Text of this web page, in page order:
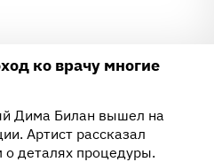
ко врачу многие
Дима Билан вышел на
Артист рассказал
деталях процедуры.